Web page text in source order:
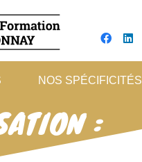
NOS SPÉCIFICITÉS
: